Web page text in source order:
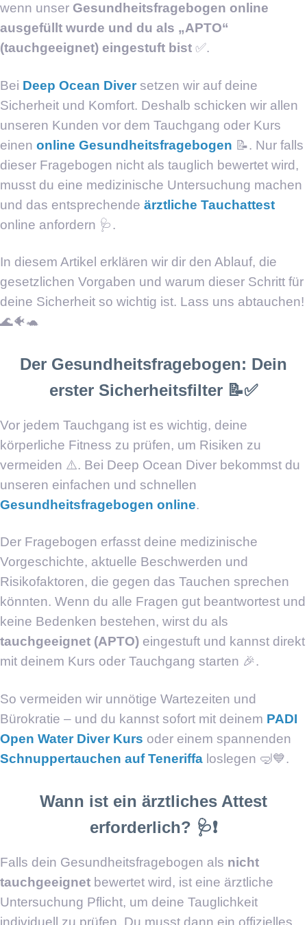
wenn unser Gesundheitsfragebogen online
ausgefüllt wurde und du als „APTO“
(tauchgeeignet) eingestuft bist ✅.
Bei Deep Ocean Diversetzen wir auf deine
Sicherheit und Komfort. Deshalb schicken wir allen
unseren Kunden vor dem Tauchgang oder Kurs
einen online Gesundheitsfragebogen 📝. Nur falls
dieser Fragebogen nicht als tauglich bewertet wird,
musst du eine medizinische Untersuchung machen
und das entsprechende ärztliche Tauchattest
online anfordern 🩺.
In diesem Artikel erklären wir dir den Ablauf, die
gesetzlichen Vorgaben und warum dieser Schritt für
deine Sicherheit so wichtig ist. Lass uns abtauchen!
🌊🐠🐢
Der Gesundheitsfragebogen: Dein
erster Sicherheitsfilter 📝✅
Vor jedem Tauchgang ist es wichtig, deine
körperliche Fitness zu prüfen, um Risiken zu
vermeiden ⚠️. Bei Deep Ocean Diver bekommst du
unseren einfachen und schnellen
Gesundheitsfragebogen online.
Der Fragebogen erfasst deine medizinische
Vorgeschichte, aktuelle Beschwerden und
Risikofaktoren, die gegen das Tauchen sprechen
könnten. Wenn du alle Fragen gut beantwortest und
keine Bedenken bestehen, wirst du als
tauchgeeignet (APTO) eingestuft und kannst direkt
mit deinem Kurs oder Tauchgang starten 🎉.
So vermeiden wir unnötige Wartezeiten und
Bürokratie – und du kannst sofort mit deinem PADI
Open Water Diver Kurs oder einem spannenden
Schnuppertauchen auf Teneriffa loslegen 🤿💙.
Wann ist ein ärztliches Attest
erforderlich? 🩺❗
Falls dein Gesundheitsfragebogen als nicht
tauchgeeignet bewertet wird, ist eine ärztliche
Untersuchung Pflicht, um deine Tauglichkeit
individuell zu prüfen. Du musst dann ein offizielles